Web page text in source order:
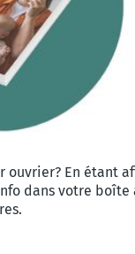
ouvrier? En étant
dans votre boîte